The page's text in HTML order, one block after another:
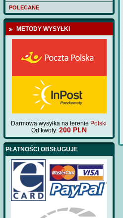
POLECANE
METODY WYSYŁKI
Darmowa wysyłka na terenie Polski
Od kwoty: 200 PLN
PŁATNOŚCI OBSŁUGUJE